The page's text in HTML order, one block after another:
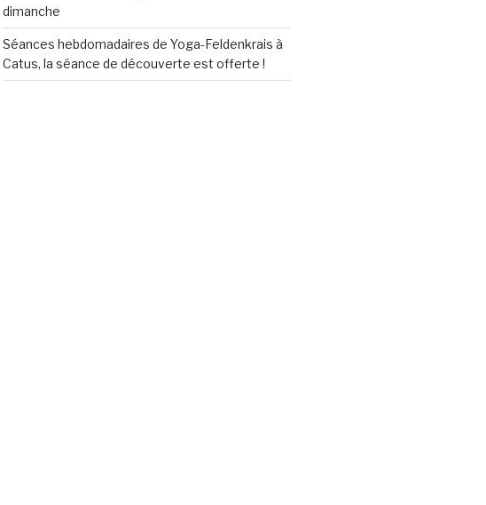
dimanche
Séances hebdomadaires de Yoga-Feldenkrais à
Catus, la séance de découverte est offerte !